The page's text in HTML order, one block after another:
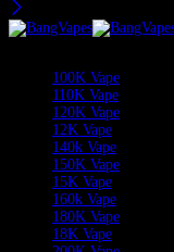
100K Vape
110K Vape
120K Vape
12K Vape
140k Vape
150K Vape
15K Vape
160k Vape
180K Vape
18K Vape